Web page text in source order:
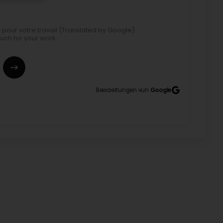
votre travail (Translated by Google)
for your work
everyone! They removed moss from my roof as
Bewäertungen vun Google